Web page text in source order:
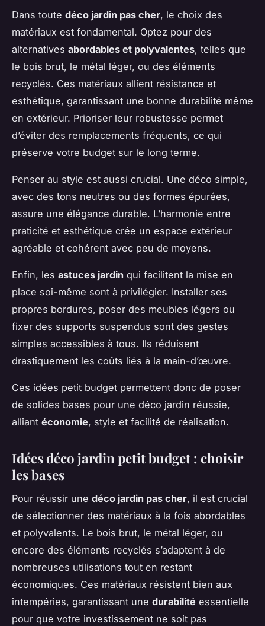
Dans toute déco jardin pas cher, le choix des
matériaux est fondamental. Optez pour des
alternatives abordables et polyvalentes, telles que
le bois brut, le métal léger, ou des éléments
recyclés. Ces matériaux allient résistance et
esthétique, garantissant une bonne durabilité même
en extérieur. Prioriser leur robustesse permet
d’éviter des remplacements fréquents, ce qui
préserve votre budget sur le long terme.
Penser au style est aussi crucial. Une déco simple,
avec des tons neutres ou des formes épurées,
assure une élégance durable. L’harmonie entre
praticité et esthétique crée un espace extérieur
agréable et cohérent avec peu de moyens.
Enfin, les astuces jardin qui facilitent la mise en
place soi-même sont à privilégier. Installer ses
propres bordures, poser des meubles légers ou
fixer des supports suspendus sont des gestes
simples accessibles à tous. Ils réduisent
drastiquement les coûts liés à la main-d’œuvre.
Ces idées petit budget permettent donc de poser
de solides bases pour une déco jardin réussie,
alliant économie, style et facilité de réalisation.
Idées déco jardin petit budget : choisir
les bases
Pour réussir une déco jardin pas cher, il est crucial
de sélectionner des matériaux à la fois abordables
et polyvalents. Le bois brut, le métal léger, ou
encore des éléments recyclés s’adaptent à de
nombreuses utilisations tout en restant
économiques. Ces matériaux résistent bien aux
intempéries, garantissant une durabilité essentielle
pour que votre investissement ne soit pas